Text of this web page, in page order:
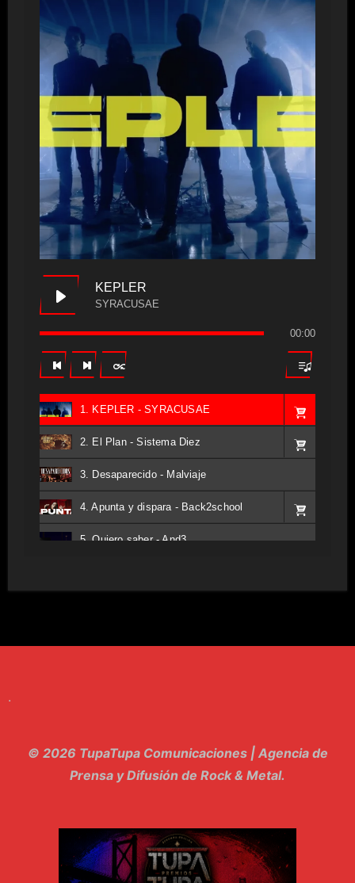
KEPLER
SYRACUSAE
00:00
1. KEPLER - SYRACUSAE
2. El Plan - Sistema Diez
3. Desaparecido - Malviaje
4. Apunta y dispara - Back2school
5. Quiero saber - And3
12. dolor - Piel
14. Llanto en el Cielo - Carmaleon
15. Pachakuti - Pleia
.
© 2026 TupaTupa Comunicaciones | Agencia de
Prensa y Difusión de Rock & Metal.